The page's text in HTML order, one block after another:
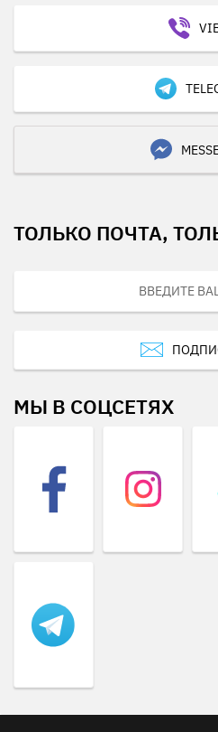
ТОЛЬКО ПОЧТА,
МЫ В СОЦСЕТЯХ